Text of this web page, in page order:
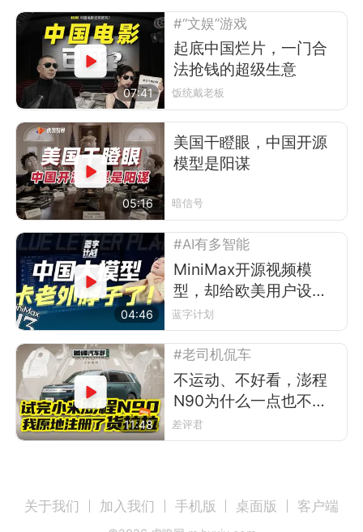
07:41
#“文娱”游戏
起底中国烂片，一门合
法抢钱的超级生意
饭统戴老板
05:16
美国干瞪眼，中国开源
模型是阳谋
暗信号
04:46
#AI有多智能
MiniMax开源视频模
型，却给欧美用户设了
道门槛
蓝字计划
11:48
#老司机侃车
不运动、不好看，澎程
N90为什么一点也不像
小米？
差评君
关于我们 加入我们 手机版 桌面版 客户端